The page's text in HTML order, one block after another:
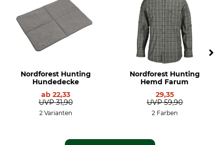
Nordforest Hunting
Hundedecke
ab 22,33
UVP 31,90
2 Varianten
Nordforest Hunting
Hemd Farum
29,35
UVP 59,90
2 Farben